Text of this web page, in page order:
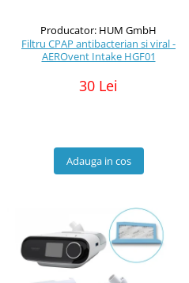
Producator: HUM GmbH
Filtru CPAP antibacterian si viral -
AEROvent Intake HGF01
30 Lei
Adauga in cos